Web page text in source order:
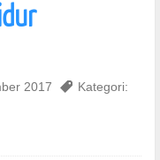
2017 , Kategori: